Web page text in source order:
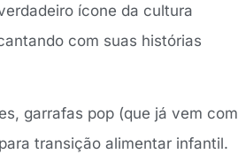
ícone da cultura
com suas histórias
garrafas pop (que já vem com
transição alimentar infantil.